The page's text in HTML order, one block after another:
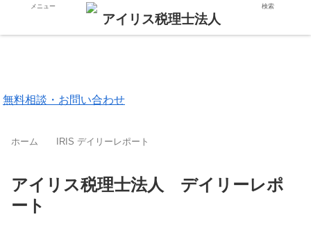
無料相談・お問い合わせ
ホーム IRIS デイリーレポート
アイリス税理士法人 デイリーレポ
ート
メニュー 検索